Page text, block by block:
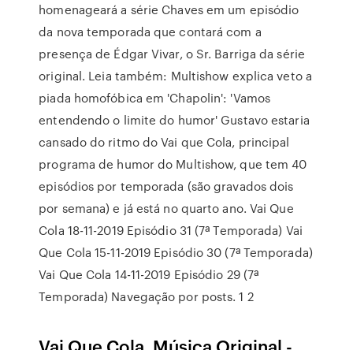
homenageará a série Chaves em um episódio
da nova temporada que contará com a
presença de Édgar Vivar, o Sr. Barriga da série
original. Leia também: Multishow explica veto a
piada homofóbica em 'Chapolin': 'Vamos
entendendo o limite do humor' Gustavo estaria
cansado do ritmo do Vai que Cola, principal
programa de humor do Multishow, que tem 40
episódios por temporada (são gravados dois
por semana) e já está no quarto ano. Vai Que
Cola 18-11-2019 Episódio 31 (7ª Temporada) Vai
Que Cola 15-11-2019 Episódio 30 (7ª Temporada)
Vai Que Cola 14-11-2019 Episódio 29 (7ª
Temporada) Navegação por posts. 1 2